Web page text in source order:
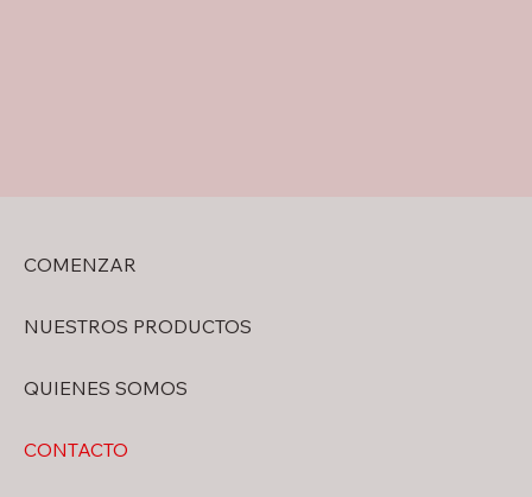
COMENZAR
NUESTROS PRODUCTOS
QUIENES SOMOS
CONTACTO